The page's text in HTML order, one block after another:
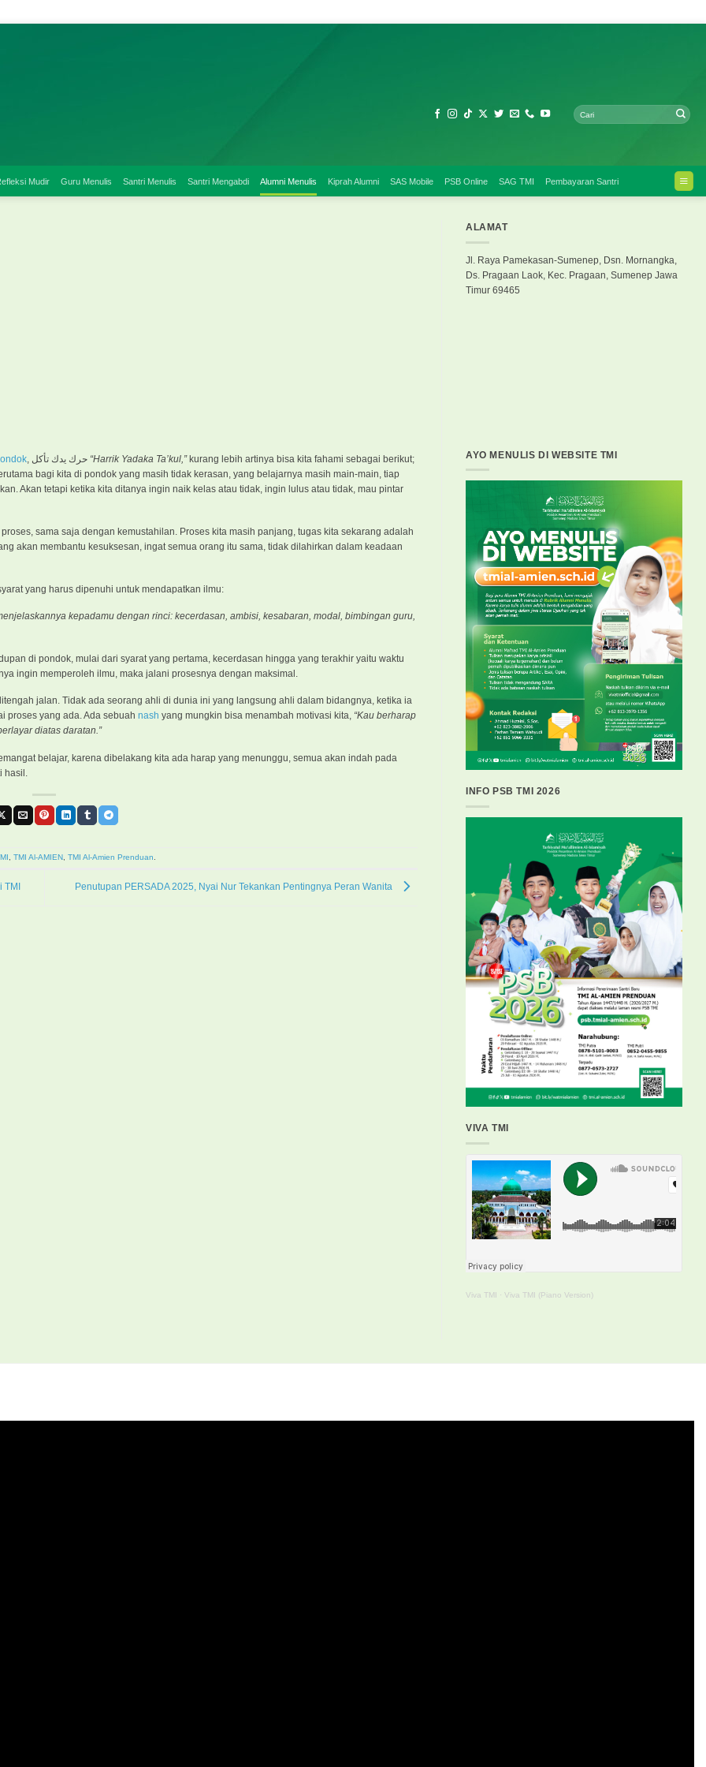
Mudir Guru Menulis Santri Menulis Santri Mengabdi Alumni Menulis Kiprah Alumni SAS Mobile PSB Online SAG TMI Pembayaran Santri
“Harrik Yadaka Ta’kul,”kurang lebih artinya bisa kita fahami sebagai berikut;
bagi kita di pondok yang masih tidak kerasan, yang belajarnya masih main-main, tiap
Akan tetapi ketika kita ditanya ingin naik kelas atau tidak, ingin lulus atau tidak, mau pintar
sama saja dengan kemustahilan. Proses kita masih panjang, tugas kita sekarang adalah
akan membantu kesuksesan, ingat semua orang itu sama, tidak dilahirkan dalam keadaan
yang harus dipenuhi untuk mendapatkan ilmu:
kepadamu dengan rinci: kecerdasan, ambisi, kesabaran, modal, bimbingan guru,
di pondok, mulai dari syarat yang pertama, kecerdasan hingga yang terakhir yaitu waktu
ingin memperoleh ilmu, maka jalani prosesnya dengan maksimal.
jalan. Tidak ada seorang ahli di dunia ini yang langsung ahli dalam bidangnya, ketika ia
proses yang ada. Ada sebuah nash yang mungkin bisa menambah motivasi kita, “Kau berharap
diatas daratan.”
belajar, karena dibelakang kita ada harap yang menunggu, semua akan indah pada
hasil.
, TMI Al-AMIEN, TMI Al-Amien Prenduan.
Penutupan PERSADA 2025, Nyai Nur Tekankan Pentingnya Peran Wanita
ALAMAT
Jl. Raya Pamekasan-Sumenep, Dsn. Mornangka,
Ds. Pragaan Laok, Kec. Pragaan, Sumenep Jawa
Timur 69465
AYO MENULIS DI WEBSITE TMI
INFO PSB TMI 2026
VIVA TMI
Viva TMI · Viva TMI (Piano Version)